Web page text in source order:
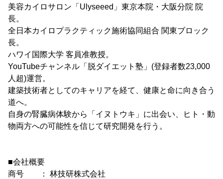
美容カイロサロン「Ulyseeed」東京本院・大阪分院 院
長。
全日本カイロプラクティック施術協同組合 関東ブロック
長。
ハワイ国際大学 客員准教授。
YouTubeチャンネル「脱ダイエット塾」(登録者数23,000
人超)運営。
建築技術者としてのキャリアを経て、健康と命に向き合う
道へ。
自身の腎臓病体験から「イヌトウキ」に出会い、ヒト・動
物両方への可能性を信じて研究開発を行う。
■会社概要
商号 ： 林技研株式会社